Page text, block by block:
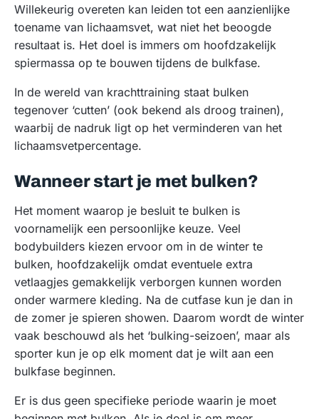
Willekeurig overeten kan leiden tot een aanzienlijke
toename van lichaamsvet, wat niet het beoogde
resultaat is. Het doel is immers om hoofdzakelijk
spiermassa op te bouwen tijdens de bulkfase.
In de wereld van krachttraining staat bulken
tegenover ‘cutten’ (ook bekend als droog trainen),
waarbij de nadruk ligt op het verminderen van het
lichaamsvetpercentage.
Wanneer start je met bulken?
Het moment waarop je besluit te bulken is
voornamelijk een persoonlijke keuze. Veel
bodybuilders kiezen ervoor om in de winter te
bulken, hoofdzakelijk omdat eventuele extra
vetlaagjes gemakkelijk verborgen kunnen worden
onder warmere kleding. Na de cutfase kun je dan in
de zomer je spieren showen. Daarom wordt de winter
vaak beschouwd als het ‘bulking-seizoen’, maar als
sporter kun je op elk moment dat je wilt aan een
bulkfase beginnen.
Er is dus geen specifieke periode waarin je moet